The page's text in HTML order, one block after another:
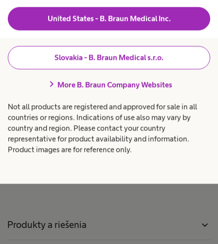
United States - B. Braun Medical Inc.
Slovakia - B. Braun Medical s.r.o.
chevron_right More B. Braun Company Websites
Not all products are registered and approved for sale in all
countries or regions. Indications of use also may vary by
country and region. Please contact your country
representative for product availability and information.
Product images are for reference only.
Piatok
Sobota
Nedeľa
Poskytovaná starostlivosť
Produkty a riešenia expand_more